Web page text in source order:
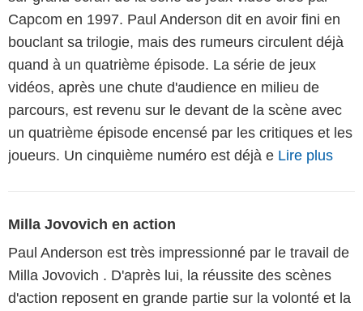
Capcom en 1997. Paul Anderson dit en avoir fini en
bouclant sa trilogie, mais des rumeurs circulent déjà
quand à un quatrième épisode. La série de jeux
vidéos, après une chute d'audience en milieu de
parcours, est revenu sur le devant de la scène avec
un quatrième épisode encensé par les critiques et les
joueurs. Un cinquième numéro est déjà e Lire plus
Milla Jovovich en action
Paul Anderson est très impressionné par le travail de
Milla Jovovich . D'après lui, la réussite des scènes
d'action reposent en grande partie sur la volonté et la